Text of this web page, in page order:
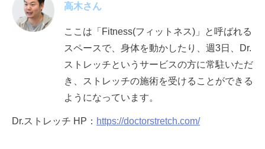
高木さん
ここは「Fitness(フィットネス)」と呼ばれる
スペースで、身体を動かしたり、 週3日、Dr.
ストレッチというサービスの方に常駐いただ
き、ストレッチの施術を受けることができる
ようになっています。
Dr.ストレッチ HP： https://doctorstretch.com/